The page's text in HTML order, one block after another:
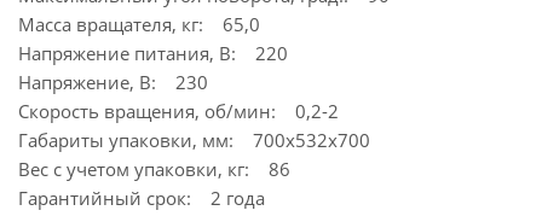
Масса вращателя, кг: 65,0
Напряжение питания, В: 220
Напряжение, В: 230
Скорость вращения, об/мин: 0,2-2
Габариты упаковки, мм: 700х532х700
Вес с учетом упаковки, кг: 86
Гарантийный срок: 2 года